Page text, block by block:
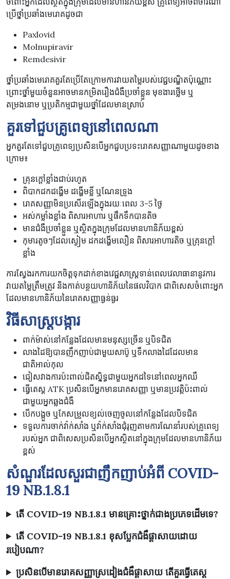
ប្រើថ្នាំប្រឆាំងមេរោគដូចជា
Paxlovid
Molnupiravir
Remdesivir
ថ្នាំប្រឆាំងមេរោគគួរតែប្រើតែក្រោមការវាយតម្លៃរបស់វេជ្ជបណ្ឌិតប៉ុណ្ណោះ
ព្រោះថ្នាំមួយចំនួនអាចមានកម្រិតរឿងជំងឺប្រចាំខ្លួន មុខងារថ្លើម ឬ
តម្រងនោម ឬប្រតិកម្មជាមួយថ្នាំដែលមានស្រាប់
គួរទៅជួបគ្រូពេទ្យនៅពេលណា
អ្នកគួរតែទៅជួបគ្រូពេទ្យប្រសិនបើអ្នកជួបប្រទះរោគសញ្ញាណាមួយដូចខាង
ក្រោម៖
គ្រុនក្តៅខ្លាំងជាប់រហូត
ពិបាកដកដង្ហើម ដង្ហើមខ្លី ឬណែនទ្រូង
រោគសញ្ញាមិនប្រសើរឡើងក្នុងរយៈពេល 3-5 ថ្ងៃ
អស់កម្លាំងខ្លាំង ពិសារអាហារ ឬផឹកទឹកបានតិច
មានជំងឺប្រចាំខ្លួន ឬស្ថិតក្នុងក្រុមដែលមានហានិភ័យខ្ពស់
កុមារតូចៗដែលស្ងៀម ដកដង្ហើមលឿន ពិសារអាហារតិច ឬគ្រុនក្តៅ
ខ្លាំង
ការស្វែងរកការយកចិត្តទុកដាក់ខាងវេជ្ជសាស្ត្រទាន់ពេលវេលាធានានូវការ
វាយតម្លៃត្រឹមត្រូវ និងកាត់បន្ថយហានិភ័យនៃផលវិបាក ជាពិសេសចំពោះអ្នក
ដែលមានហានិភ័យនៃរោគសញ្ញាធ្ងន់ធ្ងរ
វិធីសាស្រ្តបង្ការ
ពាក់ម៉ាស់នៅកន្លែងដែលមានមនុស្សច្រើន ឬបិទជិត
លាងដៃឱ្យបានញឹកញាប់ជាមួយសាប៊ូ ឬទឹកលាងដៃដែលមាន
ជាតិអាល់កុល
ជៀសវាងការប៉ះពាល់ជិតស្និទ្ធជាមួយអ្នកដទៃនៅពេលអ្នកឈឺ
ធ្វើតេស្ត ATK ប្រសិនបើអ្នកមានរោគសញ្ញា ឬមានប្រវត្តិប៉ះពាល់
ជាមួយអ្នកឆ្លងជំងឺ
បើកបង្អួច ឬកែសម្រួលខ្យល់ចេញចូលនៅកន្លែងដែលបិទជិត
ទទួលការចាក់វ៉ាក់សាំង ឬវ៉ាក់សាំងជុំរុញតាមការណែនាំរបស់គ្រូពេទ្យ
របស់អ្នក ជាពិសេសប្រសិនបើអ្នកស្ថិតនៅក្នុងក្រុមដែលមានហានិភ័យ
ខ្ពស់
សំណួរដែលសួរជាញឹកញាប់អំពី COVID-
19 NB.1.8.1
តើ COVID-19 NB.1.8.1 មានគ្រោះថ្នាក់ជាងប្រភេទដើមទេ?
តើ COVID-19 NB.1.8.1 ខុសប្លែកជំងឺផ្តាសាយដោយ
របៀបណា?
ប្រសិនបើមានរោគសញ្ញាស្រដៀងជំងឺផ្តាសាយ តើគួរធ្វើតេស្ត